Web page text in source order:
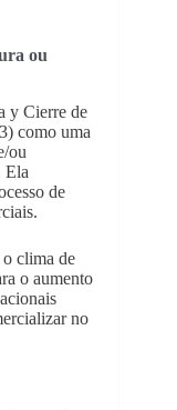
ou
y Cierre de
como uma
ou
Ela
de
clima de
o aumento
no